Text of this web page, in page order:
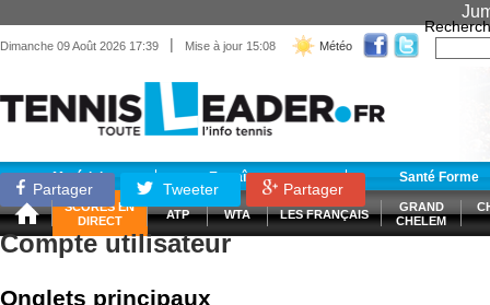
Dimanche 09 Août 2026 17:39 | Mise à jour 15:08 Météo
Matériel Entraînement Santé Forme
SCORES EN
DIRECT
ATP WTA LES FRANÇAIS
GRAND
CHELEM
Partager Tweeter Partager
Compte utilisateur
Onglets principaux